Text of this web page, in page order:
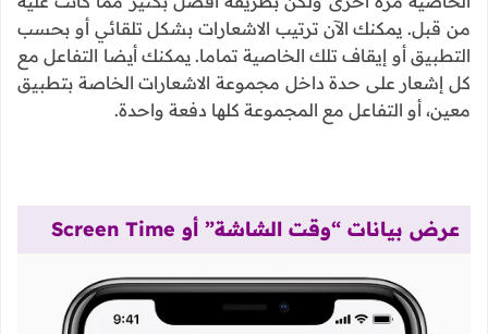
من قبل. يمكنك الآن ترتيب الاشعارات بشكل تلقائي أو بحسب
التطبيق أو إيقاف تلك الخاصية تماما. يمكنك أيضا التفاعل مع
كل إشعار على حدة داخل مجموعة الاشعارات الخاصة بتطبيق
معين، أو التفاعل مع المجموعة كلها دفعة واحدة.
عرض بيانات “وقت الشاشة” أو Screen Time